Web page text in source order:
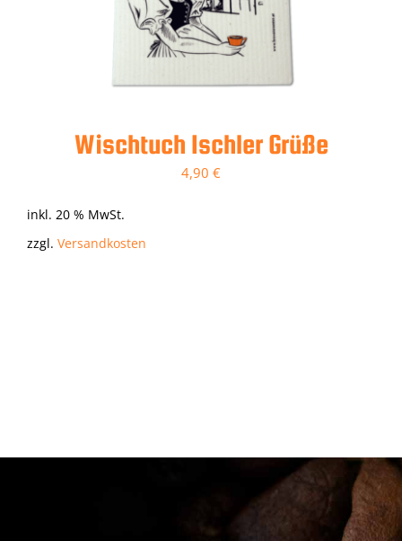
Wischtuch Ischler Grüße
4,90 €
inkl. 20 % MwSt.
zzgl. Versandkosten